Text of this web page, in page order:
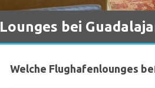
Lounges bei
Welche Flughafenlounges